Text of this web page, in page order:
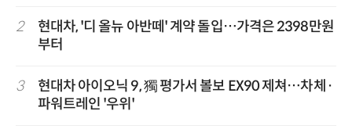
2
현대차, '디 올뉴 아반떼' 계약 돌입…가격은 2398만원
부터
3
현대차 아이오닉 9, 獨 평가서 볼보 EX90 제쳐…차체·
파워트레인 '우위'